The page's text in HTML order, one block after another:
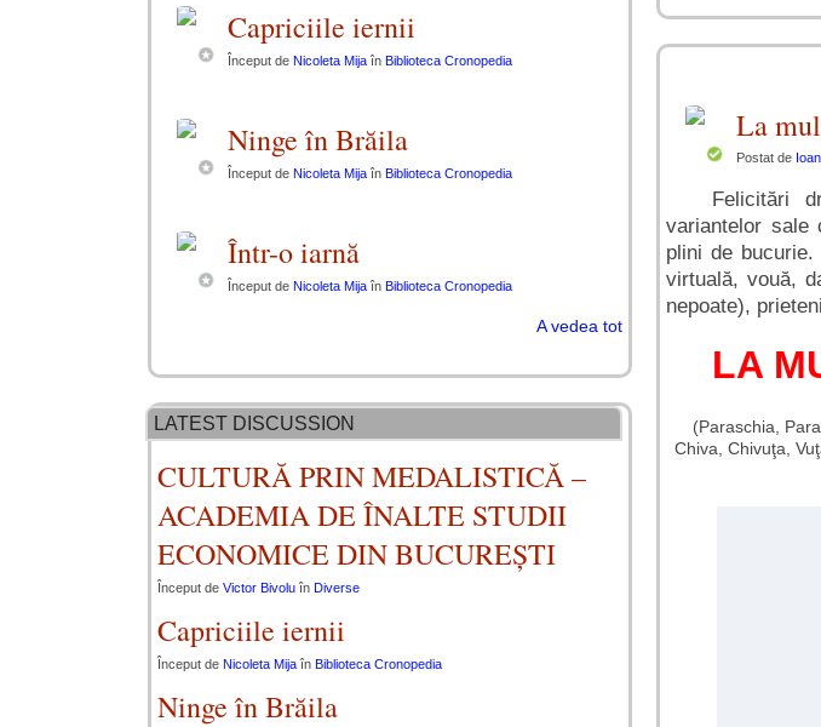
La
Postat de
Felicitări
variantelor sale
plini de
virtuală, vouă,
nepoate),
LA
(Paraschia,
Chiva, Chivuţa,
Capriciile iernii
Început de Nicoleta Mija în Biblioteca Cronopedia
Ninge în Brăila
Început de Nicoleta Mija în Biblioteca Cronopedia
Într-o iarnă
Început de Nicoleta Mija în Biblioteca Cronopedia
A vedea tot
LATEST DISCUSSION
CULTURĂ PRIN MEDALISTICĂ –
ACADEMIA DE ÎNALTE STUDII
ECONOMICE DIN BUCUREȘTI
Început de Victor Bivolu în Diverse
Capriciile iernii
Început de Nicoleta Mija în Biblioteca Cronopedia
Ninge în Brăila